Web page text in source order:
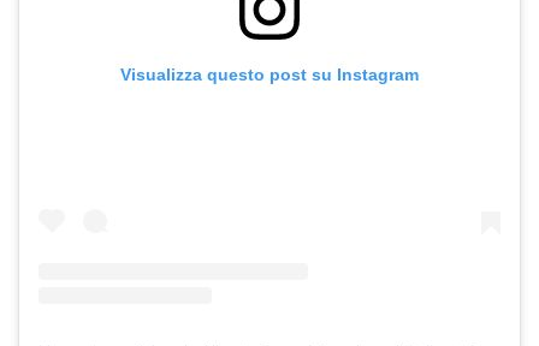
Visualizza questo post su Instagram